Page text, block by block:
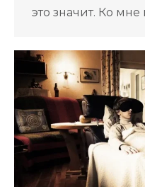
это значит. Ко